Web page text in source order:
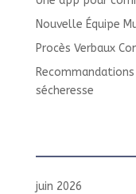
Nouvelle Équipe
Procès Verbaux
sécheresse
juin 2026